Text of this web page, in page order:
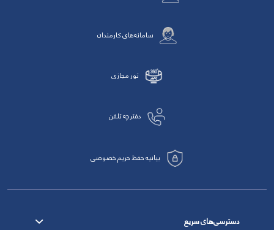
سامانه‌های کارمندان
تور مجازی
دفترچه تلفن
بیانیه حفظ حریم خصوصی
دسترسی‌های سریع